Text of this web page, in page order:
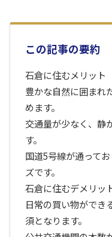
この記事の要約
石倉に住むメリット
豊かな自然に囲まれ
めます。
交通量が少なく、静
す。
国道5号線が通って
ズです。
石倉に住むデメリッ
日常の買い物ができ
須となります。